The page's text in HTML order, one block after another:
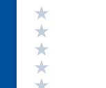
Valutazione